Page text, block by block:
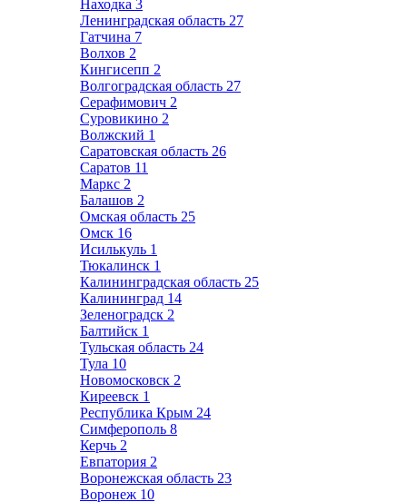
Находка 3
Ленинградская область 27
Гатчина 7
Волхов 2
Кингисепп 2
Волгоградская область 27
Серафимович 2
Суровикино 2
Волжский 1
Саратовская область 26
Саратов 11
Маркс 2
Балашов 2
Омская область 25
Омск 16
Исилькуль 1
Тюкалинск 1
Калининградская область 25
Калининград 14
Зеленоградск 2
Балтийск 1
Тульская область 24
Тула 10
Новомосковск 2
Киреевск 1
Республика Крым 24
Симферополь 8
Керчь 2
Евпатория 2
Воронежская область 23
Воронеж 10